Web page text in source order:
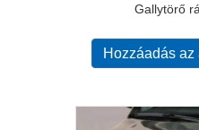
Gallytörő
Hozzáadás